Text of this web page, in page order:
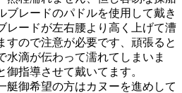
ブレードのパドルを使用して戴き
レードが左右腰より高く上げて漕
すので注意が必要です、頑張ると
水滴が伝わって濡れてしまいま
指導させて戴いてます。
艇御希望の方はカヌーを進めして